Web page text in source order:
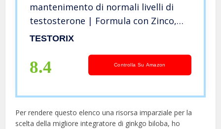
mantenimento di normali livelli di
testosterone | Formula con Zinco,
Ginseng, Maca, L-arginina, Tribulus
Capsule Vegetali
TESTORIX
8.4 Controlla Su Amazon
Per rendere questo elenco una risorsa imparziale per la
scelta della migliore integratore di ginkgo biloba, ​​ho